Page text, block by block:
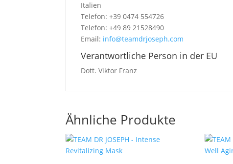
Italien
Telefon: +39 0474 554726
Telefon: +49 89 21528490
Email: info@teamdrjoseph.com
Verantwortliche Person in der EU
Dott. Viktor Franz
Ähnliche Produkte